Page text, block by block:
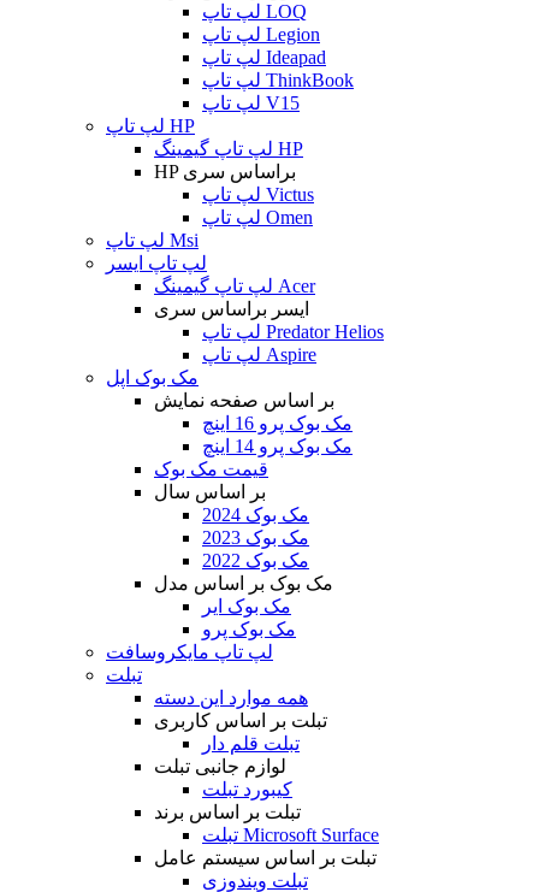
لپ تاپ LOQ
لپ تاپ Legion
لپ تاپ Ideapad
لپ تاپ ThinkBook
لپ تاپ V15
لپ تاپ HP
لپ تاپ گیمینگ HP
HP براساس سری
لپ تاپ Victus
لپ تاپ Omen
لپ تاپ Msi
لپ تاپ ایسر
لپ تاپ گیمینگ Acer
ایسر براساس سری
لپ تاپ Predator Helios
لپ تاپ Aspire
مک بوک اپل
بر اساس صفحه نمایش
مک بوک پرو 16 اینچ
مک بوک پرو 14 اینچ
قیمت مک بوک
بر اساس سال
مک بوک 2024
مک بوک 2023
مک بوک 2022
مک بوک بر اساس مدل
مک بوک ایر
مک بوک پرو
لپ تاپ مایکروسافت
تبلت
همه موارد این دسته
تبلت بر اساس کاربری
تبلت قلم دار
لوازم جانبی تبلت
کیبورد تبلت
تبلت بر اساس برند
تبلت Microsoft Surface
تبلت بر اساس سیستم عامل
تبلت ویندوزی